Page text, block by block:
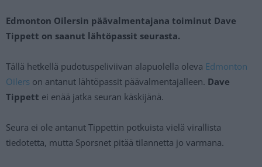
Edmonton Oilersin päävalmentajana toiminut Dave
Tippett on saanut lähtöpassit seurasta.
Tällä hetkellä pudotuspeliviivan alapuolella oleva Edmonton
Oilers on antanut lähtöpassit päävalmentajalleen. Dave
Tippett ei enää jatka seuran käskijänä.
Seura ei ole antanut Tippettin potkuista vielä virallista
tiedotetta, mutta Sporsnet pitää tilannetta jo varmana.